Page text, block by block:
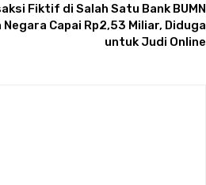
Fiktif di Salah Satu Bank BUMN
Negara Capai Rp2,53 Miliar, Diduga
untuk Judi Online